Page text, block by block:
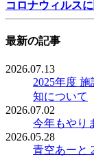
コロナウィルス
最新の記事
2026.07.13
2025年度
知について
2026.07.02
今年もやり
2026.05.28
青空あーと